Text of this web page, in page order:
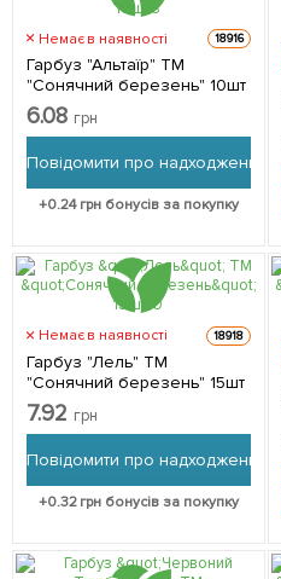
Немає в наявності 18916
Гарбуз "Альтаїр" ТМ
"Сонячний березень" 10шт
6.08 грн
Повідомити про надходження
+0.24грн бонусів за покупку
Немає в наявності 18918
Гарбуз "Лель" ТМ
"Сонячний березень" 15шт
7.92 грн
Повідомити про надходження
+0.32грн бонусів за покупку